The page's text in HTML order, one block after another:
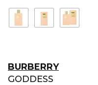
BURBERRY
GODDESS